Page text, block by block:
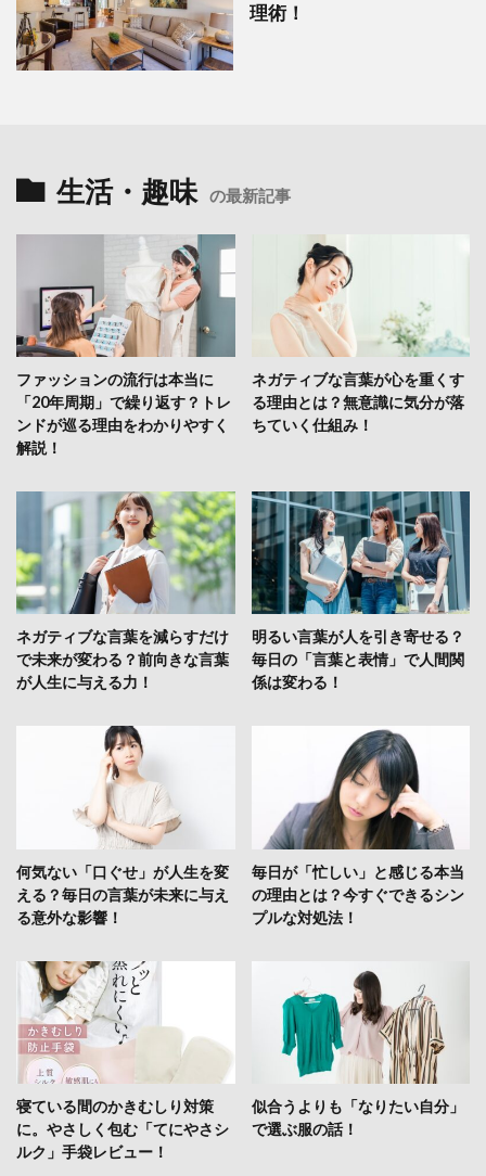
理術！
生活・趣味 の最新記事
ファッションの流行は本当に
「20年周期」で繰り返す？トレ
ンドが巡る理由をわかりやすく
解説！
ネガティブな言葉が心を重くす
る理由とは？無意識に気分が落
ちていく仕組み！
ネガティブな言葉を減らすだけ
で未来が変わる？前向きな言葉
が人生に与える力！
明るい言葉が人を引き寄せる？
毎日の「言葉と表情」で人間関
係は変わる！
何気ない「口ぐせ」が人生を変
える？毎日の言葉が未来に与え
る意外な影響！
毎日が「忙しい」と感じる本当
の理由とは？今すぐできるシン
プルな対処法！
寝ている間のかきむしり対策
に。やさしく包む「てにやさシ
ルク」手袋レビュー！
似合うよりも「なりたい自分」
で選ぶ服の話！